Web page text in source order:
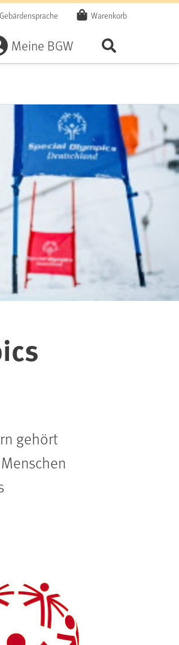
Gebärdensprache Warenkorb
Meine BGW
gehört